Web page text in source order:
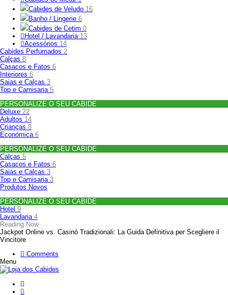
Cabides de Veludo 16
Banho / Lingerie 6
Cabides de Cetim 0
Hotel / Lavandaria 13
Acessórios 14
Cabides Perfumados 2
Calças 8
Casacos e Fatos 6
Interiores 6
Saias e Calças 3
Top e Camisaria 5
PERSONALIZE O SEU CABIDE
Deluxe 22
Adultos 14
Crianças 8
Económica 6
PERSONALIZE O SEU CABIDE
Calças 5
Casacos e Fatos 6
Saias e Calças 3
Top e Camisaria 3
Produtos Novos
PERSONALIZE O SEU CABIDE
Hotel 9
Lavandaria 4
Reading Now
Jackpot Online vs. Casinò Tradizionali: La Guida Definitiva per Scegliere il
Vincitore
Comments
Menu